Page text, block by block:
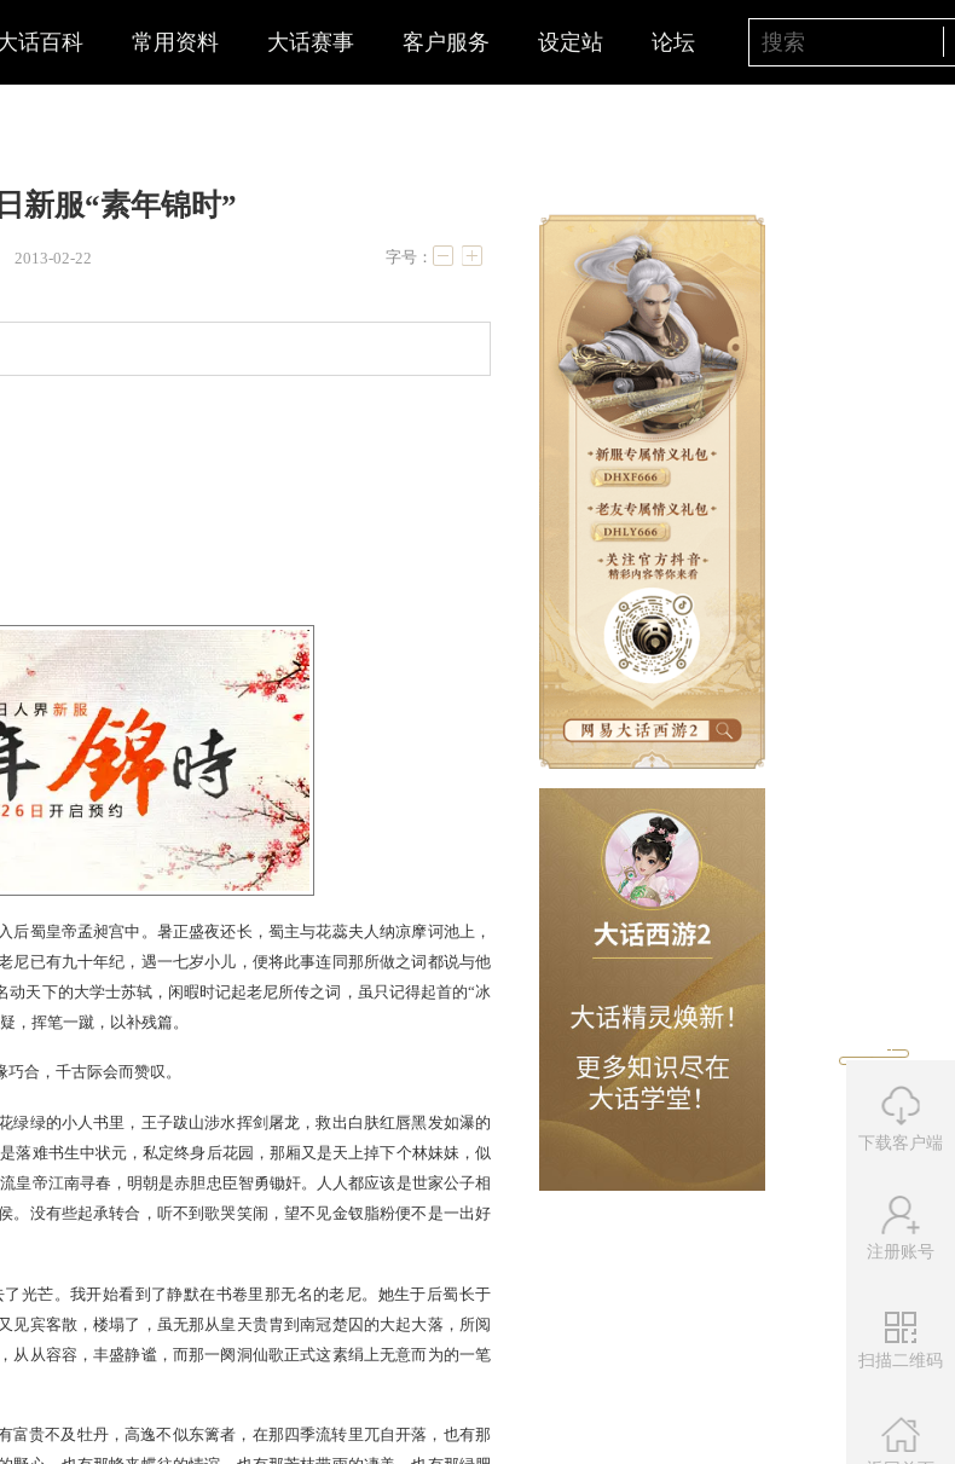
话百科 常用资料 大话赛事 客户服务 设定站 论坛
年3月1日新服“素年锦时”
字号：
时随其师入后蜀皇帝孟昶宫中。暑正盛夜还长，蜀主与花蕊夫人纳凉摩诃池上，
风流。转眼这老尼已有九十年纪，遇一七岁小儿，便将此事连同那所做之词都说与他
，那小儿成了名动天下的大学士苏轼，闲暇时记起老尼所传之词，虽只记得起首的“冰
《洞仙歌》无疑，挥笔一蹴，以补残篇。
人物之间因缘巧合，千古际会而赞叹。
。人生在花花绿绿的小人书里，王子跋山涉水挥剑屠龙，救出白肤红唇黑发如瀑的
曲调里，这厢是落难书生中状元，私定终身后花园，那厢又是天上掉下个林妹妹，似
蓬门贫女遇王侯。没有些起承转合，听不到歌哭笑闹，望不见金钗脂粉便不是一出好
下载客户端
注册账号
扫描二维码
微信公